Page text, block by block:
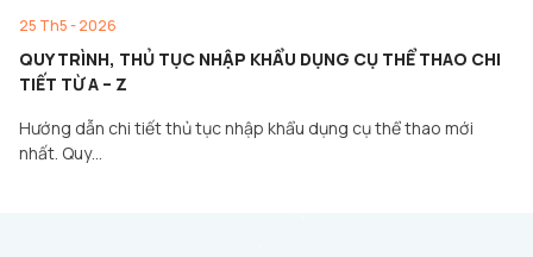
25 Th5 - 2026
QUY TRÌNH, THỦ TỤC NHẬP KHẨU DỤNG CỤ THỂ THAO CHI
TIẾT TỪ A – Z
Hướng dẫn chi tiết thủ tục nhập khẩu dụng cụ thể thao mới
nhất. Quy…